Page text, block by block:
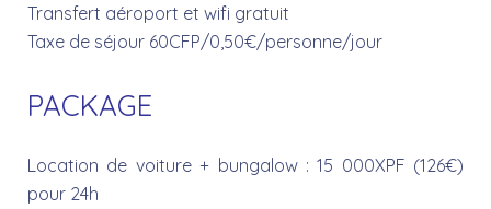
Transfert aéroport et wifi gratuit
Taxe de séjour 60CFP/0,50€/personne/jour
PACKAGE
Location de voiture + bungalow : 15 000XPF (126€)
pour 24h